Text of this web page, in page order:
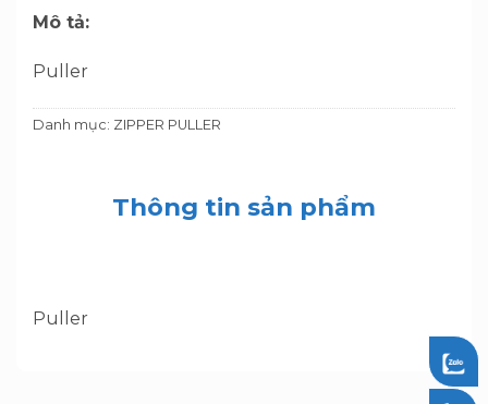
Mô tả:
Puller
Danh mục: ZIPPER PULLER
Thông tin sản phẩm
Puller